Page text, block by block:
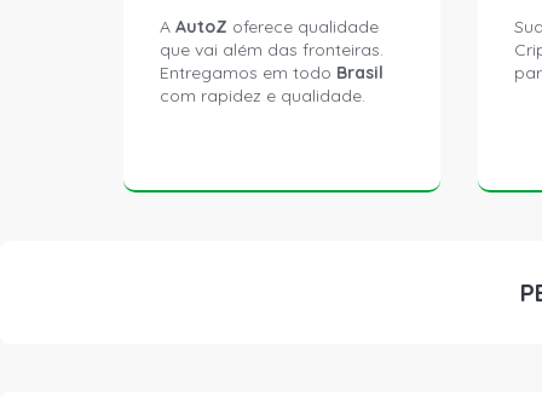
A AutoZ oferece qualidade
que vai além das fronteiras.
Entregamos em todo Brasil
com rapidez e qualidade.